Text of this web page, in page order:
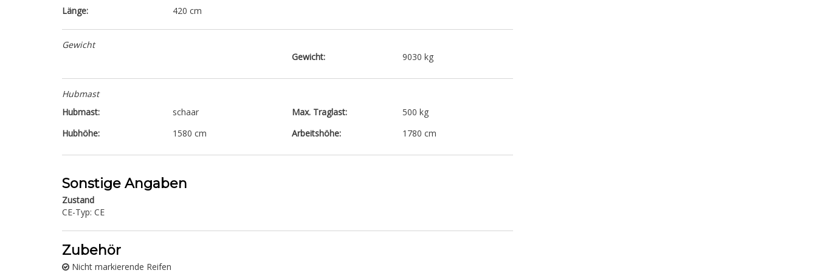
Länge:
420 cm
Gewicht
Gewicht:
9030 kg
Hubmast
Hubmast:
schaar
Hubhöhe:
1580 cm
Max. Traglast:
500 kg
Arbeitshöhe:
1780 cm
Sonstige Angaben
Zustand
CE-Typ: CE
Zubehör
Nicht markierende Reifen